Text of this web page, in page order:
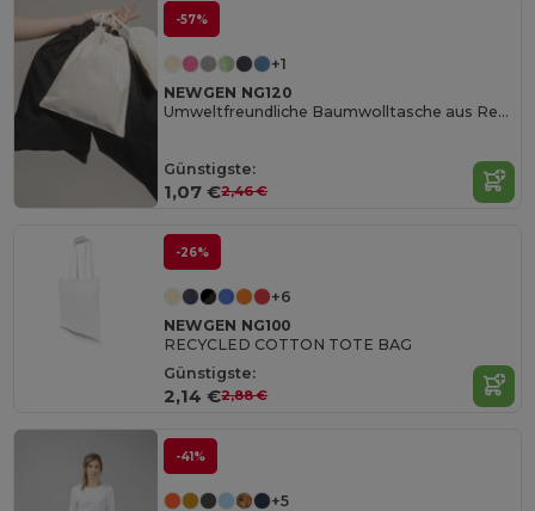
-57%
+1
NEWGEN NG120
Umweltfreundliche Baumwolltasche aus Recyclingmaterial
Günstigste:
1,07 €2,46 €
-26%
+6
NEWGEN NG100
RECYCLED COTTON TOTE BAG
Günstigste:
2,14 €2,88 €
-41%
+5